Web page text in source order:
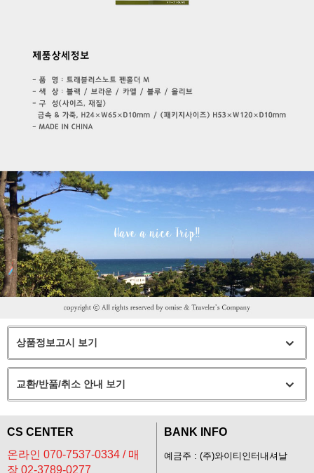
상품정보고시 보기
교환/반품/취소 안내 보기
CS CENTER
온라인 070-7537-0334 / 매
장 02-3789-0277
BANK INFO
예금주 : (주)와이티인터내셔날